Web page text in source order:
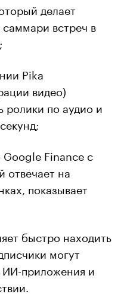
делает
встреч в
Pika
видео)
ролики по аудио и
Google Finance с
на
показывает
быстро находить
могут
ИИ-приложения и